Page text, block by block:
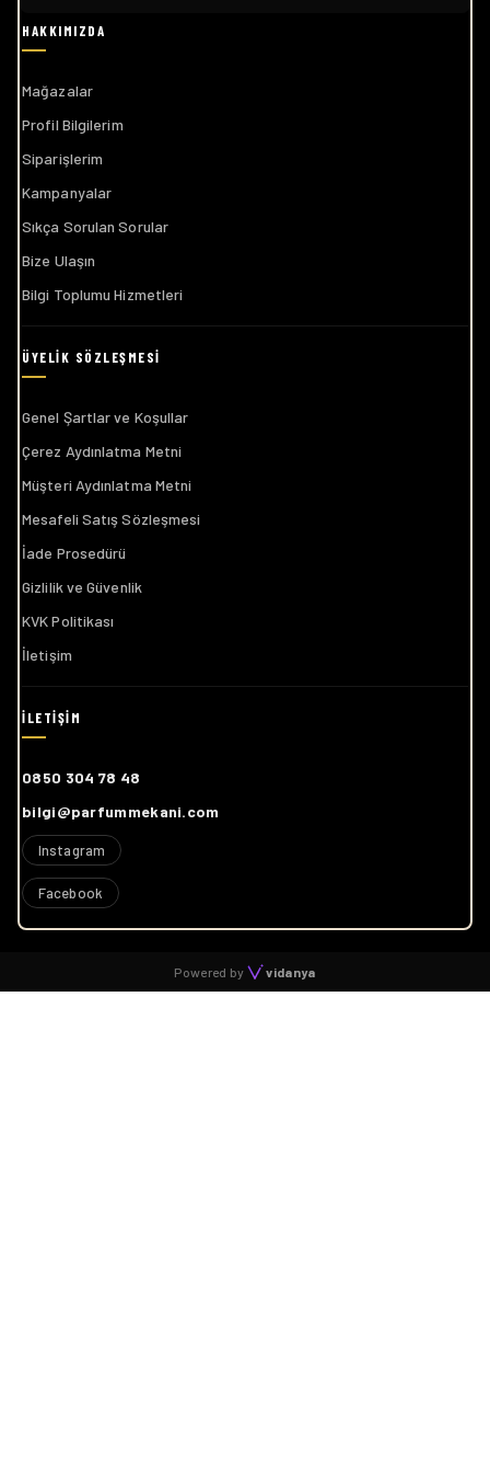
Mağazalar
Profil Bilgilerim
Siparişlerim
Kampanyalar
Sıkça Sorulan Sorular
Bize Ulaşın
Bilgi Toplumu Hizmetleri
Genel Şartlar ve Koşullar
Çerez Aydınlatma Metni
Müşteri Aydınlatma Metni
Mesafeli Satış Sözleşmesi
İade Prosedürü
Gizlilik ve Güvenlik
KVK Politikası
İletişim
0850 304 78 48
bilgi@parfummekani.com
Instagram
Facebook
Powered by vidanya